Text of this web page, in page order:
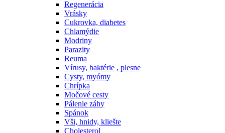
Regenerácia
Vrásky
Cukrovka, diabetes
Chlamýdie
Modriny
Parazity
Reuma
Vírusy, baktérie , plesne
Cysty, myómy
Chrípka
Močové cesty
Pálenie záhy
Spánok
Vši, hnidy, kliešte
Cholesterol